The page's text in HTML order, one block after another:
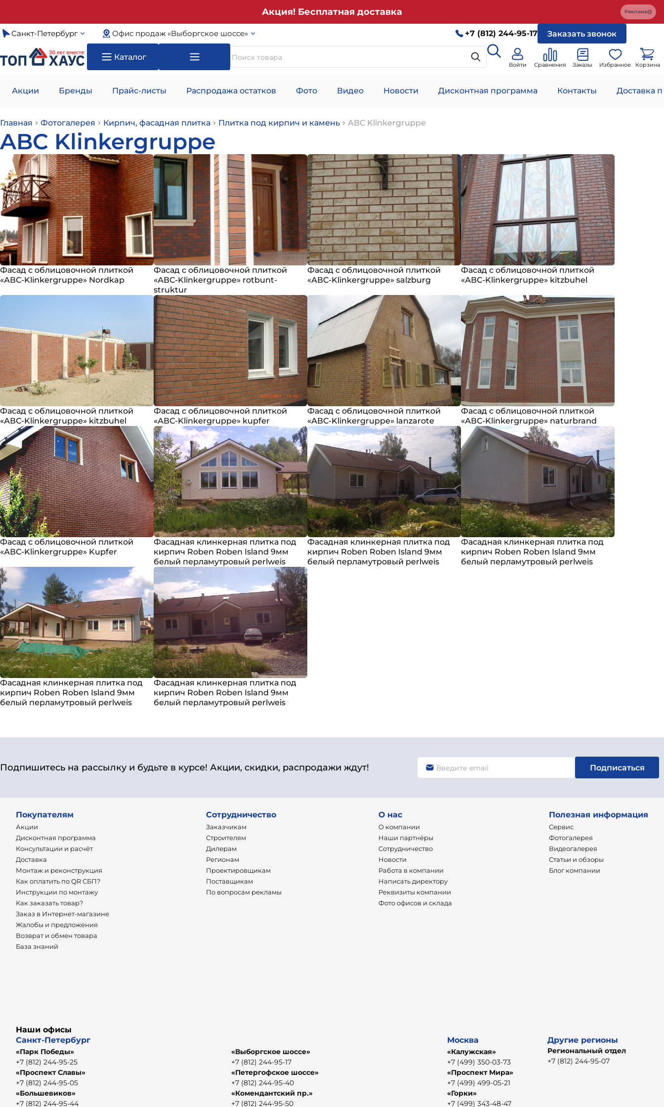
Акция! Бесплатная доставка Реклама
Санкт-Петербург Офис продаж «Выборгское шоссе» +7 (812) 244-95-17 Заказать звонок
Каталог
Войти Сравнения Заказы Избранное Корзина
Акции Бренды Прайс-листы Распродажа остатков Фото Видео Новости Дисконтная программа Контакты Доставка
Главная Фотогалерея Кирпич, фасадная плитка Плитка под кирпич и камень ABC Klinkergruppe
ABC Klinkergruppe
Фасад с облицовочной плиткой
«АВС-Klinkergruppe» Nordkap
Фасад с облицовочной плиткой
«АВС-Klinkergruppe» rotbunt-
struktur
Фасад с облицовочной плиткой
«АВС-Klinkergruppe» salzburg
Фасад с облицовочной плиткой
«АВС-Klinkergruppe» kitzbuhel
Фасад с облицовочной плиткой
«АВС-Klinkergruppe» kitzbuhel
Фасад с облицовочной плиткой
«АВС-Klinkergruppe» kupfer
Фасад с облицовочной плиткой
«АВС-Klinkergruppe» lanzarote
Фасад с облицовочной плиткой
«АВС-Klinkergruppe» naturbrand
Фасад с облицовочной плиткой
«АВС-Klinkergruppe» Kupfer
Фасадная клинкерная плитка под
кирпич Roben Roben Island 9мм
белый перламутровый perlweis
Фасадная клинкерная плитка под
кирпич Roben Roben Island 9мм
белый перламутровый perlweis
Фасадная клинкерная плитка под
кирпич Roben Roben Island 9мм
белый перламутровый perlweis
Фасадная клинкерная плитка под
кирпич Roben Roben Island 9мм
белый перламутровый perlweis
Фасадная клинкерная плитка под
кирпич Roben Roben Island 9мм
белый перламутровый perlweis
Подпишитесь на рассылку и будьте в курсе! Акции, скидки, распродажи ждут! Подписаться
Покупателям
Акции
Дисконтная программа
Консультации и расчёт
Доставка
Монтаж и реконструкция
Как оплатить по QR СБП?
Инструкции по монтажу
Как заказать товар?
Заказ в Интернет-магазине
Жалобы и предложения
Возврат и обмен товара
База знаний
Сотрудничество
Заказчикам
Строителям
Дилерам
Регионам
Проектировщикам
Поставщикам
По вопросам рекламы
О нас
О компании
Наши партнёры
Сотрудничество
Новости
Работа в компании
Написать директору
Реквизиты компании
Фото офисов и склада
Полезная информация
Сервис
Фотогалерея
Видеогалерея
Статьи и обзоры
Блог компании
Наши офисы
Санкт-Петербург
«Парк Победы»
+7 (812) 244-95-25
«Проспект Славы»
+7 (812) 244-95-05
«Большевиков»
+7 (812) 244-95-44
«Выборгское шоссе»
+7 (812) 244-95-17
«Петергофское шоссе»
+7 (812) 244-95-40
«Комендантский пр.»
+7 (812) 244-95-50
Москва
«Калужская»
+7 (499) 350-03-73
«Проспект Мира»
+7 (499) 499-05-21
«Горки»
+7 (499) 343-48-47
Другие регионы
Региональный отдел
+7 (812) 244-95-07